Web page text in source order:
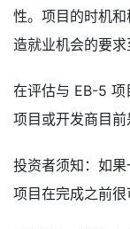
性。项目的时机
造就业机会的要求
在评估与 EB-5 项
项目或开发商目前
投资者须知：如
项目在完成之前很